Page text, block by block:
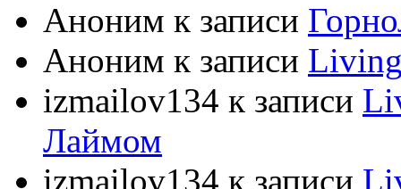
Аноним к записи
Аноним к записи
izmailov134 к записи
Лаймом
izmailov134 к записи